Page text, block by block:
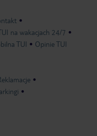
na wakacjach 24/7
TUI Opinie TUI